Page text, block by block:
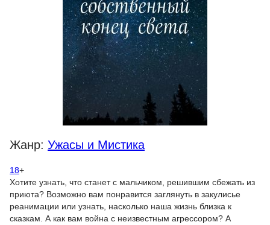
Жанр: Ужасы и Мистика
18+
Хотите узнать, что станет с мальчиком, решившим сбежать из
приюта? Возможно вам понравится заглянуть в закулисье
реанимации или узнать, насколько наша жизнь близка к
сказкам. А как вам война с неизвестным агрессором? А